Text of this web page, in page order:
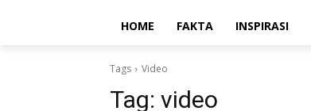
HOME FAKTA INSPIRASI
Tags Video
Tag: video